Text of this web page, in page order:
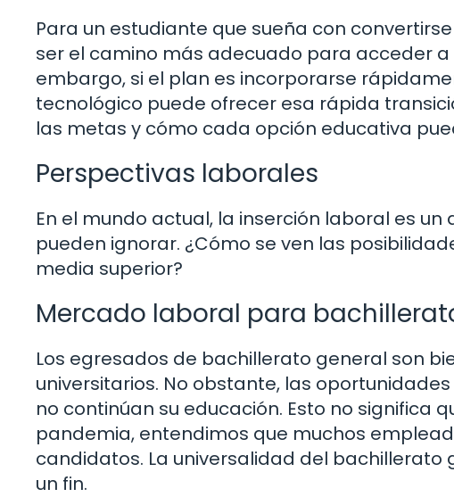
Para un estudiante que sueña con
ser el camino más adecuado para acceder
embargo, si el plan es incorporarse
tecnológico puede ofrecer esa rápida
las metas y cómo cada opción educativa
Perspectivas laborales
En el mundo actual, la inserción laboral es
pueden ignorar. ¿Cómo se ven las
media superior?
Mercado laboral para
Los egresados de bachillerato general son
universitarios. No obstante, las
no continúan su educación. Esto no significa
pandemia, entendimos que muchos
candidatos. La universalidad del
un fin.